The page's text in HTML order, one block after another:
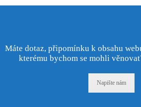
Máte dotaz, připomínku k obsahu
kterému bychom se mohli
Napište nám